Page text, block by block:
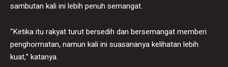
sambutan kali ini lebih penuh semangat.
“Ketika itu rakyat turut bersedih dan bersemangat memberi
penghormatan, namun kali ini suasananya kelihatan lebih
kuat,” katanya.